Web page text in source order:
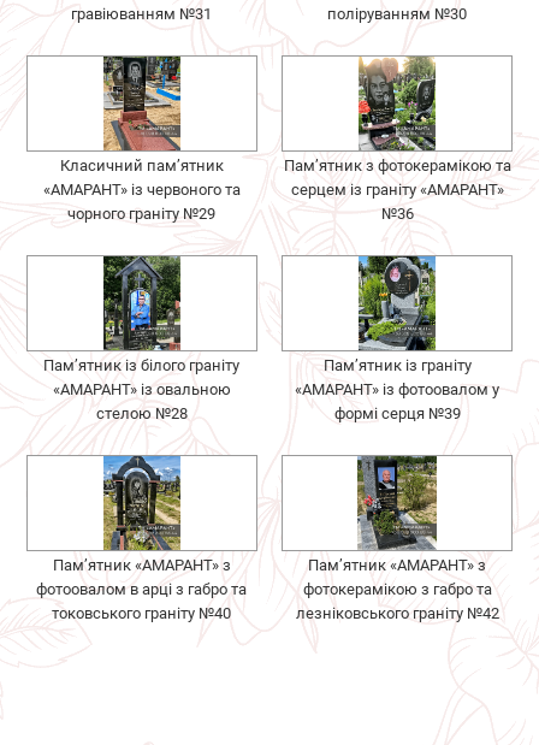
гравіюванням №31
поліруванням №30
Класичний пам’ятник
«АМАРАНТ» із червоного та
чорного граніту №29
Пам’ятник з фотокерамікою та
серцем із граніту «АМАРАНТ»
№36
Пам’ятник із білого граніту
«АМАРАНТ» із овальною
стелою №28
Пам’ятник із граніту
«АМАРАНТ» із фотоовалом у
формі серця №39
Пам’ятник «АМАРАНТ» з
фотоовалом в арці з габро та
токовського граніту №40
Пам’ятник «АМАРАНТ» з
фотокерамікою з габро та
лезніковського граніту №42